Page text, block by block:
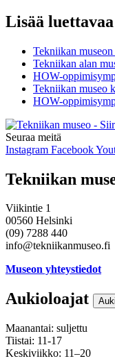
Lisää luettavaa
Tekniikan
Tekniikan alan
HOW-
Tekniikan museo
HOW-
Seuraa meitä
Instagram Facebook
Tekniikan
Viikintie 1
00560 Helsinki
(09) 7288 440
info@tekniikanmuseo.fi
Museon yhteystiedot
Aukioloajat
Maanantai: suljettu
Tiistai: 11-17
Keskiviikko: 11–20